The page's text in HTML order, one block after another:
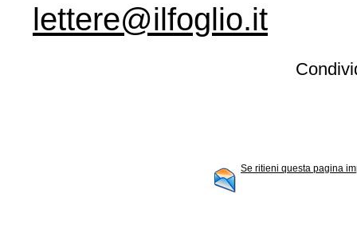
lettere@ilfoglio.it
Se ritieni questa pagina